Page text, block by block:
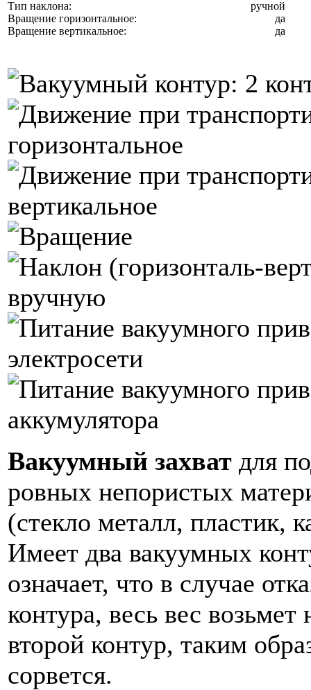
Тип наклона:
ручной
Вращение горизонтальное:
да
Вращение вертикальное:
да
Вакуумный захват для
ровных непористых
(стекло металл, пластик,
Имеет два вакуумных
означает, что в случае
контура, весь вес возьмет
второй контур, таким
сорвется.